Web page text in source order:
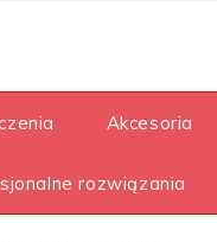
Akcesoria
rozwiązania